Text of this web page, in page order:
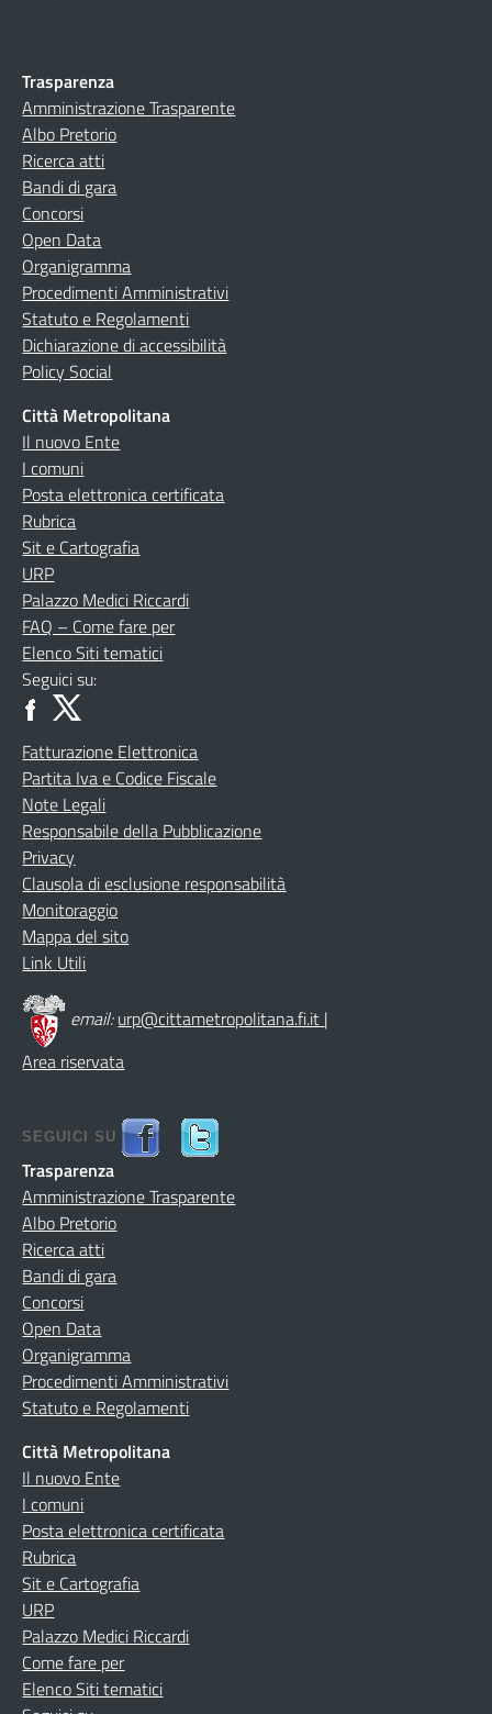
Trasparenza
Amministrazione Trasparente
Albo Pretorio
Ricerca atti
Bandi di gara
Concorsi
Open Data
Organigramma
Procedimenti Amministrativi
Statuto e Regolamenti
Dichiarazione di accessibilità
Policy Social
Città Metropolitana
Il nuovo Ente
I comuni
Posta elettronica certificata
Rubrica
Sit e Cartografia
URP
Palazzo Medici Riccardi
FAQ – Come fare per
Elenco Siti tematici
Seguici su:
Fatturazione Elettronica
Partita Iva e Codice Fiscale
Note Legali
Responsabile della Pubblicazione
Privacy
Clausola di esclusione responsabilità
Monitoraggio
Mappa del sito
Link Utili
email:urp@cittametropolitana.fi.it |
Area riservata
SEGUICI SU
Trasparenza
Amministrazione Trasparente
Albo Pretorio
Ricerca atti
Bandi di gara
Concorsi
Open Data
Organigramma
Procedimenti Amministrativi
Statuto e Regolamenti
Città Metropolitana
Il nuovo Ente
I comuni
Posta elettronica certificata
Rubrica
Sit e Cartografia
URP
Palazzo Medici Riccardi
Come fare per
Elenco Siti tematici